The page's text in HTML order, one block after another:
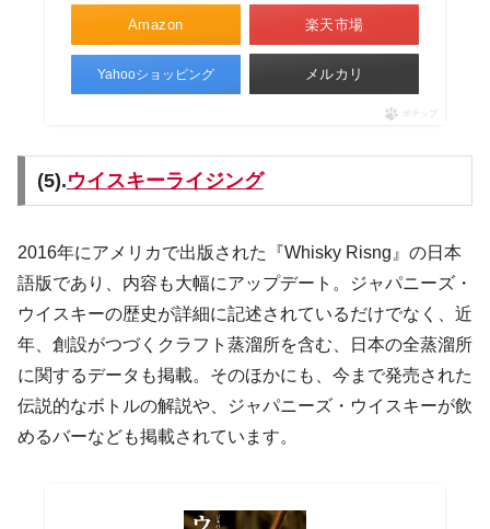
Amazon 楽天市場
Yahooショッピング メルカリ
ポチップ
(5).ウイスキーライジング
2016年にアメリカで出版された『Whisky Risng』の日本
語版であり、内容も大幅にアップデート。ジャパニーズ・
ウイスキーの歴史が詳細に記述されているだけでなく、近
年、創設がつづくクラフト蒸溜所を含む、日本の全蒸溜所
に関するデータも掲載。そのほかにも、今まで発売された
伝説的なボトルの解説や、ジャパニーズ・ウイスキーが飲
めるバーなども掲載されています。